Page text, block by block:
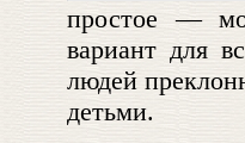
простое —
вариант для
людей
детьми.